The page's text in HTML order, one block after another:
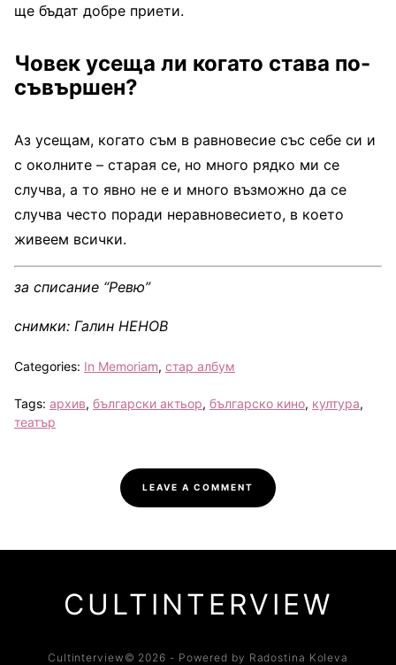
ще бъдат добре приети.
Човек усеща ли когато става по-
съвършен?
Аз усещам, когато съм в равновесие със себе си и
с околните – старая се, но много рядко ми се
случва, а то явно не е и много възможно да се
случва чес­то поради неравновесието, в което
живеем всички.
за списание “Ревю”
снимки: Галин НЕНОВ
Categories: In Memoriam, стар албум
Tags: архив, български актьор, българско кино, култура,
театър
LEAVE A COMMENT
CULTINTERVIEW
Cultinterview© 2026 - Powered by Radostina Koleva